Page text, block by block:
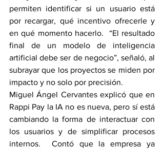
permiten identificar si un usuario está
por recargar, qué incentivo ofrecerle y
en qué momento hacerlo.  “El resultado
final de un modelo de inteligencia
artificial debe ser de negocio”, señaló, al
subrayar que los proyectos se miden por
impacto y no solo por precisión.
Miguel Ángel Cervantes explicó que en
Rappi Pay la IA no es nueva, pero sí está
cambiando la forma de interactuar con
los usuarios y de simplificar procesos
internos.  Contó que la empresa ya